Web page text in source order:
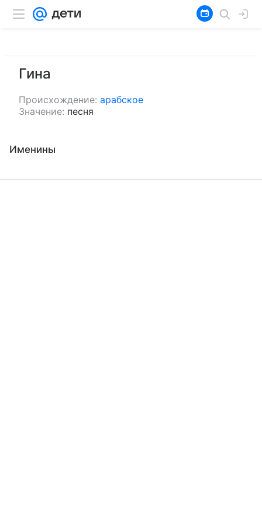
Гина
Происхождение: арабское
Значение: песня
Именины